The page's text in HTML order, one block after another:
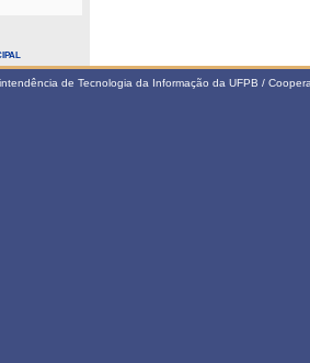
de Tecnologia da Informação da UFPB /